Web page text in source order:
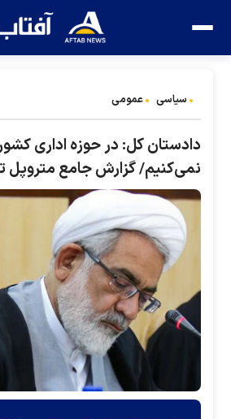
سیاسی عمومی
دادستان کل: در حوزه اداری
نمی‌کنیم/ گزارش جامع متروپل